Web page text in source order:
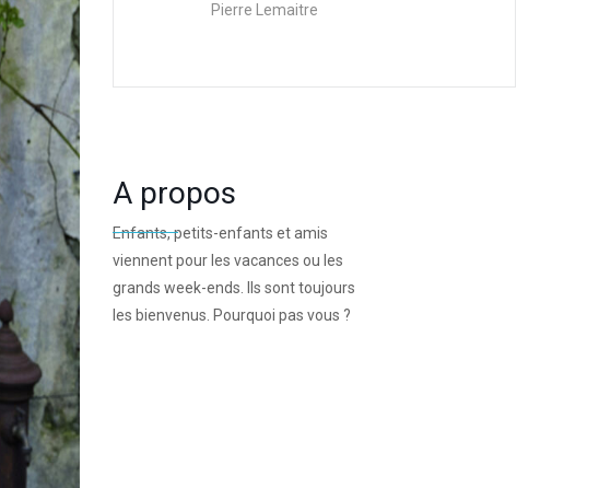
Pierre Lemaitre
A propos
Enfants, petits-enfants et amis
viennent pour les vacances ou les
grands week-ends. Ils sont toujours
les bienvenus. Pourquoi pas vous ?